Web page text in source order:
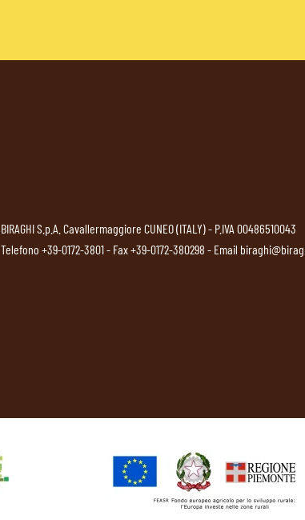
BIRAGHI S.p.A. Cavallermaggiore CUNEO (ITALY) - P.IVA 00486510043
Telefono +39-0172-3801- Fax +39-0172-380298 - Email